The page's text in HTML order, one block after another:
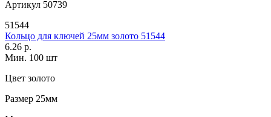
Артикул 50739
51544
Кольцо для ключей 25мм золото 51544
6.26 р.
Мин. 100 шт
Цвет золото
Размер 25мм